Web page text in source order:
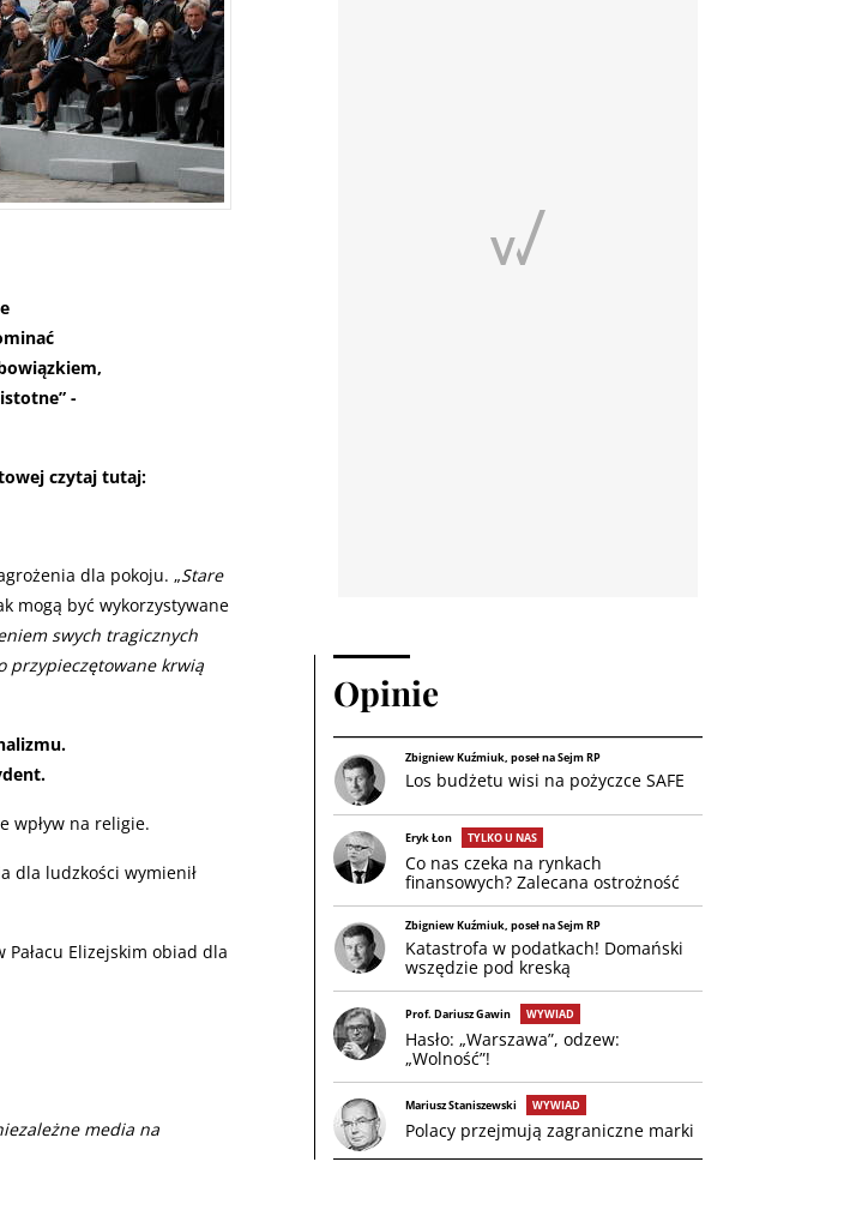
-
czytaj tutaj:
dla pokoju. „Stare
mogą być wykorzystywane
swych tragicznych
przypieczętowane krwią
wpływ na religie.
dla ludzkości wymienił
Elizejskim obiad dla
media na
Opinie
Zbigniew Kuźmiuk, poseł na Sejm RP
Los budżetu wisi na pożyczce SAFE
Eryk Łon TYLKO U NAS
Co nas czeka na rynkach
finansowych? Zalecana ostrożność
Zbigniew Kuźmiuk, poseł na Sejm RP
Katastrofa w podatkach! Domański
wszędzie pod kreską
Prof. Dariusz Gawin WYWIAD
Hasło: „Warszawa”, odzew:
„Wolność”!
Mariusz Staniszewski WYWIAD
Polacy przejmują zagraniczne marki